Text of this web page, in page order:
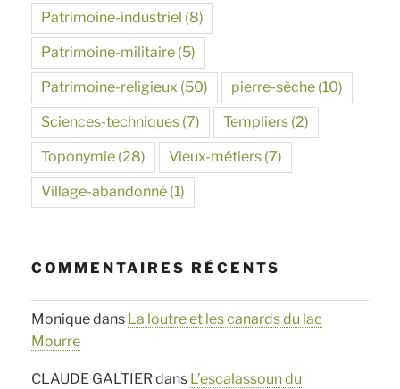
Patrimoine-industriel (8)
Patrimoine-militaire (5)
Patrimoine-religieux (50) pierre-sèche (10)
Sciences-techniques (7) Templiers (2)
Toponymie (28) Vieux-métiers (7)
Village-abandonné (1)
COMMENTAIRES RÉCENTS
Moniquedans La loutre et les canards du lac
Mourre
CLAUDE GALTIERdans L’escalassoun du